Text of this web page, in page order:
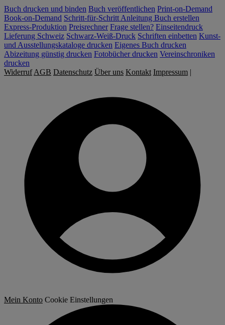
Buch drucken und binden Buch veröffentlichen Print-on-Demand
Book-on-Demand Schritt-für-Schritt Anleitung Buch erstellen
Express-Produktion Preisrechner Frage stellen? Einseitendruck
Lieferung Schweiz Schwarz-Weiß-Druck Schriften einbetten Kunst-
und Ausstellungskataloge drucken Eigenes Buch drucken
Abizeitung günstig drucken Fotobücher drucken Vereinschroniken
drucken
Widerruf AGB Datenschutz Über uns Kontakt Impressum |
Mein Konto Cookie Einstellungen